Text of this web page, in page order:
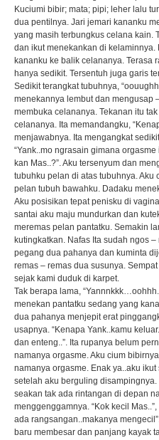
Kuciumi bibir; mata; pipi; leher lalu
dua pentilnya. Jari jemari kananku
yang masih terbungkus celana kain.
dan ikut menekankan di
kananku ke balik celananya. Terasa
hanya sedikit. Tersentuh juga garis
Sedikit terangkat tubuhnya,
menekannya lembut dan mengusap
membuka celananya. Tekanan itu
celananya. Ita memandangku,
menjawabnya. Ita mengangkat
“Yank..mo ngrasain gimana
kan Mas..?”. Aku tersenyum dan
tubuhku pelan di atas tubuhnya. Aku
pelan tubuh bawahku. Dadaku
Aku posisikan tepat penisku di
santai aku maju mundurkan dan
meremas pelan pantatku. Semakin
kutingkatkan. Nafas Ita sudah ngos
pegang dua pahanya dan kuminta
remas – remas dua susunya.
sejak kami duduk di karpet.
Tak berapa lama,
menekan pantatku sedang yang
dua pahanya menjepit erat
usapnya. “Kenapa Yank..kamu
dan enteng..”. Ita rupanya belum
namanya orgasme. Aku cium
namanya orgasme. Enak ya..aku
setelah aku berguling
seakan tak ada rintangan di depan
menggenggamnya. “Kok kecil
ada rangsangan..makanya
baru membesar dan panjang kayak